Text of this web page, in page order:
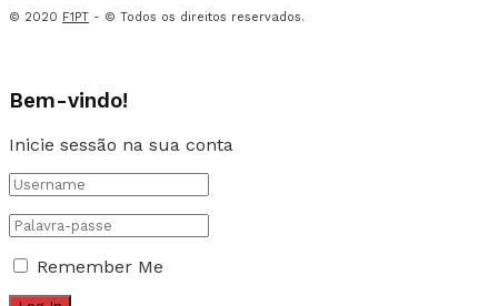
© 2020 F1PT - © Todos os direitos reservados.
Bem-vindo!
Inicie sessão na sua conta
Remember Me